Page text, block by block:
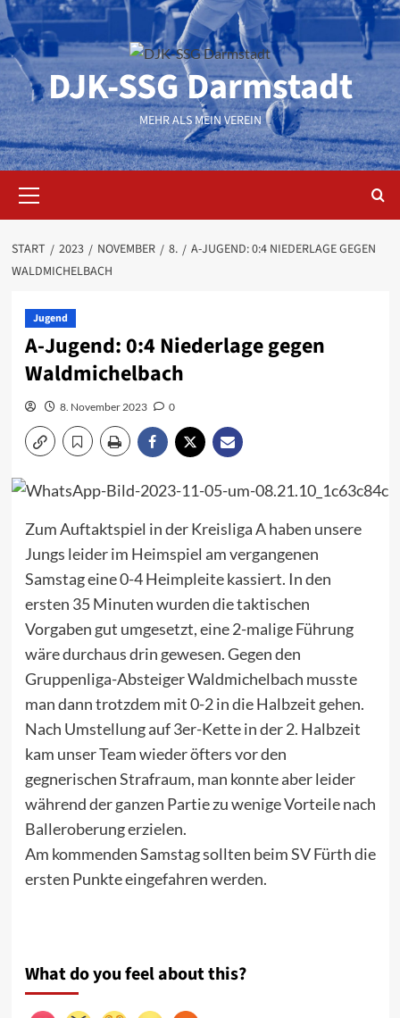
Zum
Inhalt
springen
DJK-SSG Darmstadt
MEHR ALS MEIN VEREIN
Menü
START 2023 NOVEMBER 8.
A-JUGEND: 0:4 NIEDERLAGE GEGEN
WALDMICHELBACH
Jugend
A-Jugend: 0:4 Niederlage gegen
Waldmichelbach
8. November 2023 0
Zum Auftaktspiel in der Kreisliga A haben unsere
Jungs leider im Heimspiel am vergangenen
Samstag eine 0-4 Heimpleite kassiert. In den
ersten 35 Minuten wurden die taktischen
Vorgaben gut umgesetzt, eine 2-malige Führung
wäre durchaus drin gewesen. Gegen den
Gruppenliga-Absteiger Waldmichelbach musste
man dann trotzdem mit 0-2 in die Halbzeit gehen.
Nach Umstellung auf 3er-Kette in der 2. Halbzeit
kam unser Team wieder öfters vor den
gegnerischen Strafraum, man konnte aber leider
während der ganzen Partie zu wenige Vorteile nach
Balleroberung erzielen.
Am kommenden Samstag sollten beim SV Fürth die
ersten Punkte eingefahren werden.
What do you feel about this?